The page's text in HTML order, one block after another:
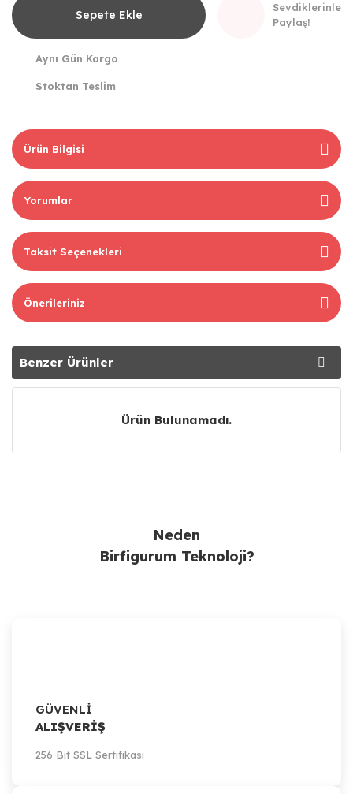
Sepete Ekle
Sevdiklerinle
Paylaş!
Aynı Gün Kargo
Stoktan Teslim
Ürün Bilgisi
Yorumlar
Taksit Seçenekleri
Önerileriniz
Benzer Ürünler
Tavsiye Ürünler
Ürün Bulunamadı.
Artillery
Neden
Birfigurum Teknoloji?
GÜVENLİ
ALIŞVERİŞ
256 Bit SSL Sertifikası